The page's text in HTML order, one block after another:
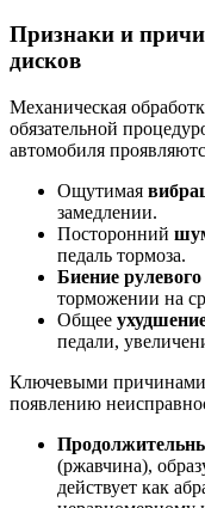
Признаки и
дисков
Механическая
обязательной
автомобиля
Ощутимая
замедлении.
Посторонний
педаль тормоза.
Биение рулевого
торможении на
Общее
педали,
Ключевыми
появлению
(ржавчина),
действует как